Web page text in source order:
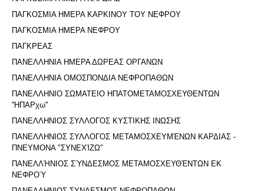
ΠΑΓΚΟΣΜΙΑ ΗΜΕΡΑ ΚΑΡΚΙΝΟΥ ΤΟΥ ΝΕΦΡΟΥ
ΠΑΓΚΟΣΜΙΑ ΗΜΕΡΑ ΝΕΦΡΟΥ
ΠΑΓΚΡΕΑΣ
ΠΑΝΕΛΛΗΝΙΑ ΗΜΕΡΑ ΔΩΡΕΑΣ ΟΡΓΑΝΩΝ
ΠΑΝΕΛΛΗΝΙΑ ΟΜΟΣΠΟΝΔΙΑ ΝΕΦΡΟΠΑΘΩΝ
ΠΑΝΕΛΛΗΝΙΟ ΣΩΜΑΤΕΙΟ ΗΠΑΤΟΜΕΤΑΜΟΣΧΕΥΘΕΝΤΩΝ
''ΗΠΑΡχω''
ΠΑΝΕΛΛΗΝΙΟΣ ΣΥΛΛΟΓΟΣ ΚΥΣΤΙΚΗΣ ΙΝΩΣΗΣ
ΠΑΝΕΛΛΗΝΙΟΣ ΣΥΛΛΟΓΟΣ ΜΕΤΑΜΟΣΧΕΥΜΈΝΩΝ ΚΑΡΔΙΑΣ -
ΠΝΕΥΜΟΝΑ "ΣΥΝΕΧΊΖΩ"
ΠΑΝΕΛΛΉΝΙΟΣ ΣΎΝΔΕΣΜΟΣ ΜΕΤΑΜΟΣΧΕΥΘΈΝΤΩΝ ΕΚ
ΝΕΦΡΟΎ